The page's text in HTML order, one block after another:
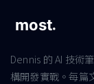
Dennis 的 AI 技術
構開發實戰。每篇